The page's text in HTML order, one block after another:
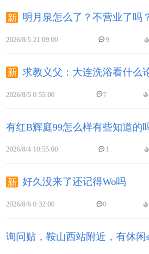
明月泉怎么了？不营业了吗
2026/8/5 21:09:00 9
求教义父：大连洗浴看什么
2026/8/5 0:55:00 7
有红B辉庭99怎么样有些知道的
2026/8/4 10:55:00 1
好久没来了还记得Wo吗
2026/8/6 0:32:00 0
询问贴，鞍山西站附近，有休闲